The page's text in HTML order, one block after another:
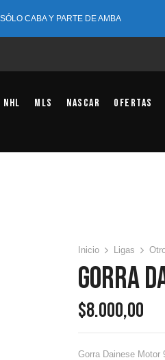
CABA Y PARTE DE AMBA
NHL MLS NASCAR
Ofertas
Inicio Ligas
Gorra
$8.000,00
Gorra Dainese Motor